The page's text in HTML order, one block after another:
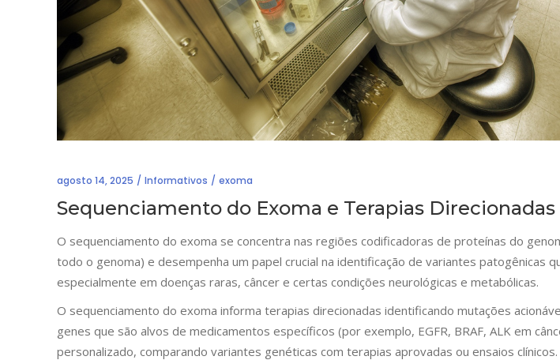
agosto 14, 2025 Informativos exoma
Sequenciamento do Exoma e Terapias Direcionadas
O sequenciamento do exoma se concentra nas regiões codificadoras de proteínas do
todo o genoma) e desempenha um papel crucial na identificação de variantes patogênicas
especialmente em doenças raras, câncer e certas condições neurológicas e metabólicas.
O sequenciamento do exoma informa terapias direcionadas identificando mutações
genes que são alvos de medicamentos específicos (por exemplo, EGFR, BRAF, ALK em
personalizado, comparando variantes genéticas com terapias aprovadas ou ensaios clínicos.